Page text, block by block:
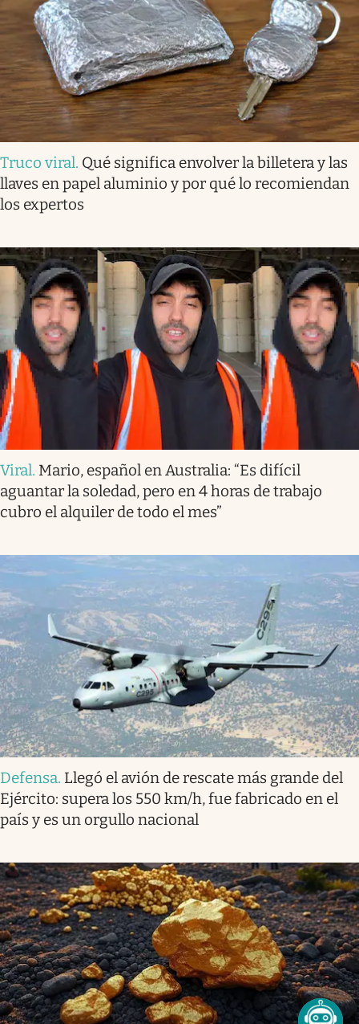
Truco viral. Qué significa envolver la billetera y las
llaves en papel aluminio y por qué lo recomiendan
los expertos
Viral. Mario, español en Australia: “Es difícil
aguantar la soledad, pero en 4 horas de trabajo
cubro el alquiler de todo el mes”
Defensa. Llegó el avión de rescate más grande del
Ejército: supera los 550 km/h, fue fabricado en el
país y es un orgullo nacional